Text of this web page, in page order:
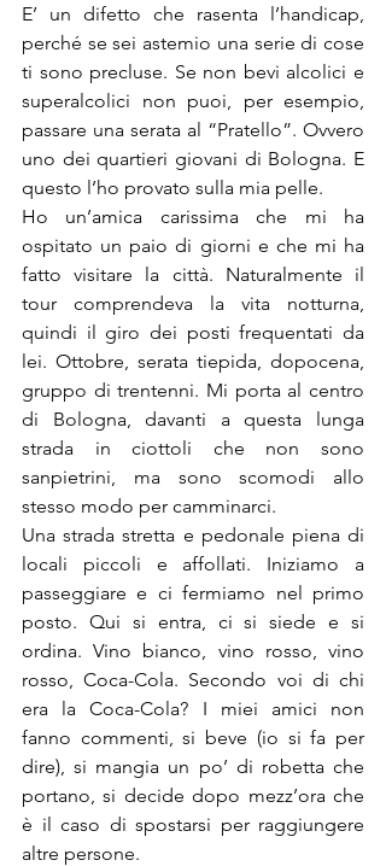
E’ un difetto che rasenta l’handicap,
perché se sei astemio una serie di cose
ti sono precluse. Se non bevi alcolici e
superalcolici non puoi, per esempio,
passare una serata al “Pratello”. Ovvero
uno dei quartieri giovani di Bologna. E
questo l’ho provato sulla mia pelle.
Ho un’amica carissima che mi ha
ospitato un paio di giorni e che mi ha
fatto visitare la città. Naturalmente il
tour comprendeva la vita notturna,
quindi il giro dei posti frequentati da
lei. Ottobre, serata tiepida, dopocena,
gruppo di trentenni. Mi porta al centro
di Bologna, davanti a questa lunga
strada in ciottoli che non sono
sanpietrini, ma sono scomodi allo
stesso modo per camminarci.
Una strada stretta e pedonale piena di
locali piccoli e affollati. Iniziamo a
passeggiare e ci fermiamo nel primo
posto. Qui si entra, ci si siede e si
ordina. Vino bianco, vino rosso, vino
rosso, Coca-Cola. Secondo voi di chi
era la Coca-Cola? I miei amici non
fanno commenti, si beve (io si fa per
dire), si mangia un po’ di robetta che
portano, si decide dopo mezz’ora che
è il caso di spostarsi per raggiungere
altre persone.